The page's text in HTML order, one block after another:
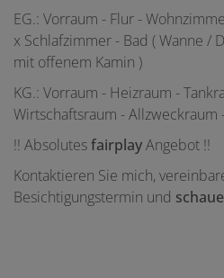
EG.: Vorraum - Flur -
x Schlafzimmer - Bad ( Wanne /
mit offenem Kamin )
KG.: Vorraum - Heizraum -
Wirtschaftsraum - Allzweckraum
!! AbsolutesfairplayAngebot !!
Kontaktieren Sie mich,
Besichtigungstermin und